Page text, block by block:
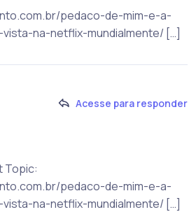
pedaco-de-mim-e-a-
na-netflix-mundialmente/ […]
Acesse para responder
Topic:
pedaco-de-mim-e-a-
na-netflix-mundialmente/ […]